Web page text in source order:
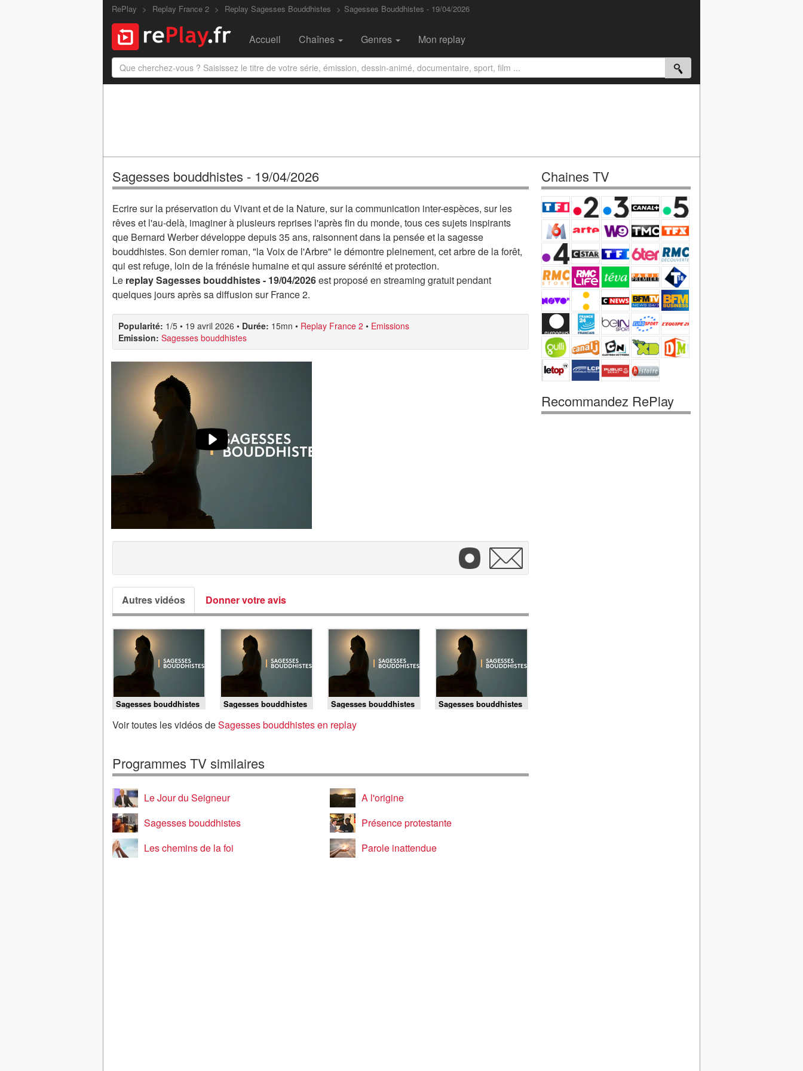
RePlay Replay France 2 Replay Sagesses Bouddhistes Sagesses Bouddhistes - 19/04/2026
Accueil Chaînes Genres Mon replay
Sagesses bouddhistes - 19/04/2026
Ecrire sur la préservation du Vivant et de la Nature, sur la communication inter-espèces, sur les
rêves et l'au-delà, imaginer à plusieurs reprises l'après fin du monde, tous ces sujets inspirants
que Bernard Werber développe depuis 35 ans, raisonnent dans la pensée et la sagesse
bouddhistes. Son dernier roman, "la Voix de l'Arbre" le démontre pleinement, cet arbre de la forêt,
qui est refuge, loin de la frénésie humaine et qui assure sérénité et protection.
Le replay Sagesses bouddhistes - 19/04/2026est proposé en streaming gratuit pendant
quelques jours après sa diffusion sur France 2.
Popularité: 1/5 • 19 avril 2026 • Durée: 15mn • Replay France 2 • Emissions
Emission: Sagesses bouddhistes
Autres vidéos Donner votre avis
Sagesses bouddhistes
- 02/08/2026
Sagesses bouddhistes
- 26/07/2026
Sagesses bouddhistes
- 19/07/2026
Sagesses bouddhistes
- 12/07/2026
Voir toutes les vidéos deSagesses bouddhistes en replay
Programmes TV similaires
Le Jour du Seigneur
A l'origine
Sagesses bouddhistes
Présence protestante
Les chemins de la foi
Parole inattendue
Chaines TV
Recommandez RePlay